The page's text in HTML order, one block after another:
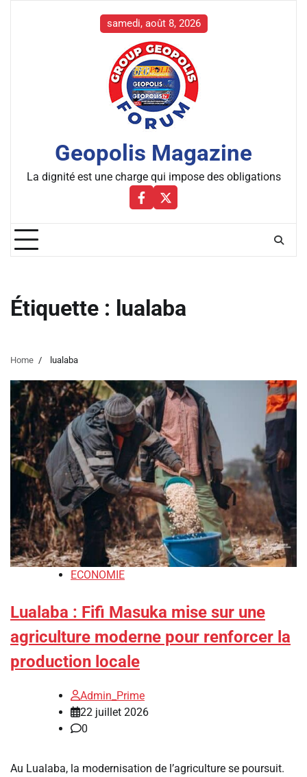
samedi, août 8, 2026
Geopolis Magazine
La dignité est une charge qui impose des obligations
Facebbok
X
Étiquette : lualaba
Home lualaba
ECONOMIE
Lualaba : Fifi Masuka mise sur une
agriculture moderne pour renforcer la
production locale
Admin_Prime
22 juillet 2026
0
Au Lualaba, la modernisation de l’agriculture se poursuit.